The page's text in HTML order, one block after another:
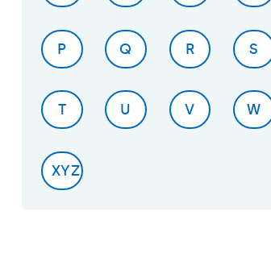
P Q R S
T U V W
XYZ